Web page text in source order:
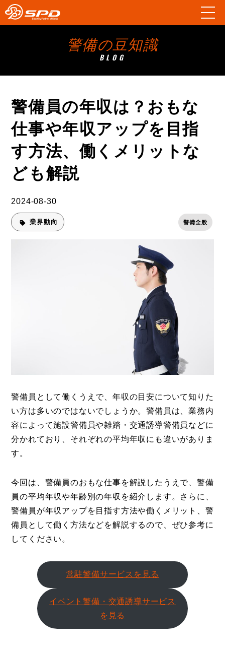
警備の豆知識
BLOG
警備員の年収は？おもな
仕事や年収アップを目指
す方法、働くメリットな
ども解説
2024-08-30
業界動向 警備全般
警備員として働くうえで、年収の目安について知りた
い方は多いのではないでしょうか。警備員は、業務内
容によって施設警備員や雑踏・交通誘導警備員などに
分かれており、それぞれの平均年収にも違いがありま
す。
今回は、警備員のおもな仕事を解説したうえで、警備
員の平均年収や年齢別の年収を紹介します。さらに、
警備員が年収アップを目指す方法や働くメリット、警
備員として働く方法などを解説するので、ぜひ参考に
してください。
常駐警備サービスを見る
イベント警備・交通誘導サービス
を見る